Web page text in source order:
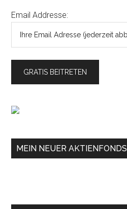
Email Addresse:
MEIN NEUER AKTIENFONDS